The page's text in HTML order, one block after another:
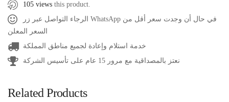
105 views this product.
الرجاء التواصل عبر زر WhatsApp في حال أن وجدت سعر أقل من
السعر المعلن
خدمة استلام وإعادة لجميع مناطق المملكة
نعتز بالمصداقية مع مرور 15 عام على تأسيس الشركة
Related Products